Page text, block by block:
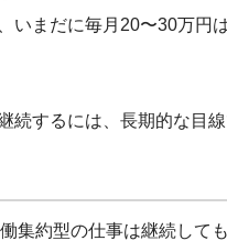
いまだに毎月20〜30万円
続するには、長期的な目
集約型の仕事は継続して